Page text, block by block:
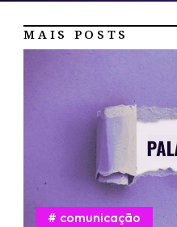
MAIS POSTS
comunicação